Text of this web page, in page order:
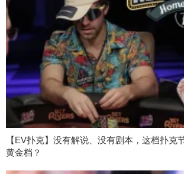
【EV扑克】没有解说、没有剧本，这档扑克
黄金档？